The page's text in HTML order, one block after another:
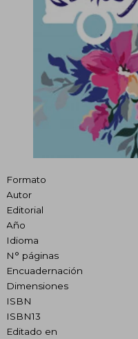
Formato
Autor
Editorial
Año
Idioma
N° páginas
Encuadernación
Dimensiones
ISBN
ISBN13
Editado en